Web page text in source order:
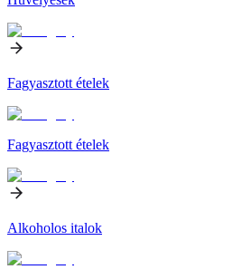
Fagyasztott ételek
Fagyasztott ételek
Alkoholos italok